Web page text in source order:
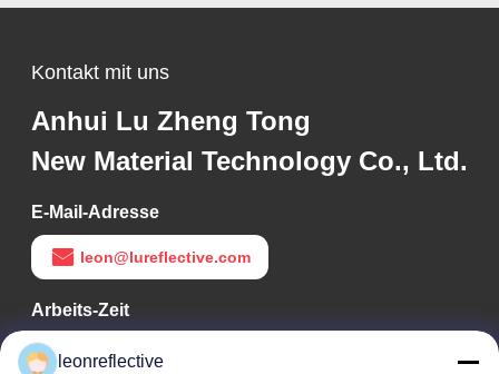
Kontakt mit uns
Anhui Lu Zheng Tong
New Material Technology Co., Ltd.
E-Mail-Adresse
leon@lureflective.com
Arbeits-Zeit
9:00-18:00
leonreflective